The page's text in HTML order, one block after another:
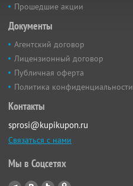
Прошедшие акции
Документы
Агентский договор
Лицензионный договор
Публичная оферта
Политика конфиденциальности
Контакты
sprosi@kupikupon.ru
Связаться с нами
Мы в Соцсетях